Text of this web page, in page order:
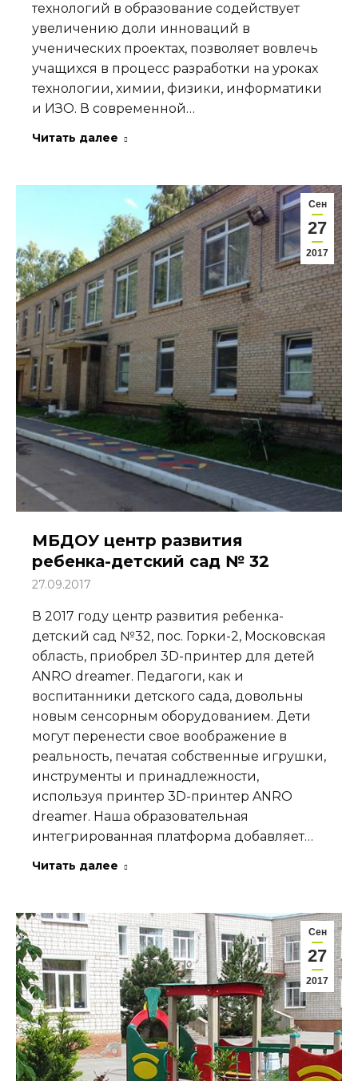
технологий в образование содействует
увеличению доли инноваций в
ученических проектах, позволяет вовлечь
учащихся в процесс разработки на уроках
технологии, химии, физики, информатики
и ИЗО. В современной…
Читать далее
Сен
27
2017
МБДОУ центр развития
ребенка-детский сад № 32
27.09.2017
В 2017 году центр развития ребенка-
детский сад №32, пос. Горки-2, Московская
область, приобрел 3D-принтер для детей
ANRO dreamer. Педагоги, как и
воспитанники детского сада, довольны
новым сенсорным оборудованием. Дети
могут перенести свое воображение в
реальность, печатая собственные игрушки,
инструменты и принадлежности,
используя принтер 3D-принтер ANRO
dreamer. Наша образовательная
интегрированная платформа добавляет…
Читать далее
Сен
27
2017